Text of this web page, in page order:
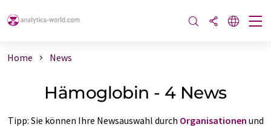
Home News
Hämoglobin - 4 News
Tipp: Sie können Ihre Newsauswahl durch Organisationen und